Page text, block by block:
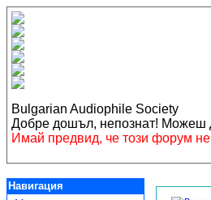
Bulgarian Audiophile Society
Добре дошъл, непознат! Можеш
Имай предвид, че този форум
Навигация